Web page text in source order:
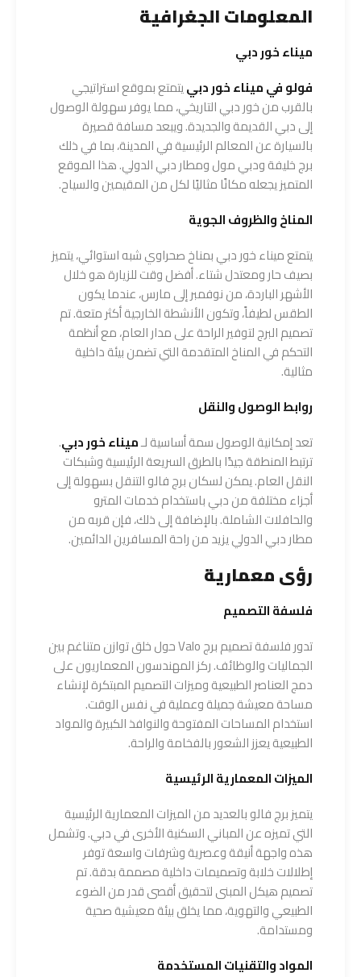
المعلومات الجغرافية
ميناء خور دبي
فولو في ميناء خور دبييتمتع بموقع استراتيجي
بالقرب من خور دبي التاريخي، مما يوفر سهولة الوصول
إلى دبي القديمة والجديدة. ويبعد مسافة قصيرة
بالسيارة عن المعالم الرئيسية في المدينة، بما في ذلك
برج خليفة ودبي مول ومطار دبي الدولي. هذا الموقع
المتميز يجعله مكانًا مثاليًا لكل من المقيمين والسياح.
المناخ والظروف الجوية
يتمتع ميناء خور دبي بمناخ صحراوي شبه استوائي، يتميز
بصيف حار ومعتدل شتاء. أفضل وقت للزيارة هو خلال
الأشهر الباردة، من نوفمبر إلى مارس، عندما يكون
الطقس لطيفاً، وتكون الأنشطة الخارجية أكثر متعة. تم
تصميم البرج لتوفير الراحة على مدار العام، مع أنظمة
التحكم في المناخ المتقدمة التي تضمن بيئة داخلية
مثالية.
روابط الوصول والنقل
تعد إمكانية الوصول سمة أساسية لـميناء خور دبي.
ترتبط المنطقة جيدًا بالطرق السريعة الرئيسية وشبكات
النقل العام. يمكن لسكان برج فالو التنقل بسهولة إلى
أجزاء مختلفة من دبي باستخدام خدمات المترو
والحافلات الشاملة. بالإضافة إلى ذلك، فإن قربه من
مطار دبي الدولي يزيد من راحة المسافرين الدائمين.
رؤى معمارية
فلسفة التصميم
تدور فلسفة تصميم برج Valo حول خلق توازن متناغم بين
الجماليات والوظائف. ركز المهندسون المعماريون على
دمج العناصر الطبيعية وميزات التصميم المبتكرة لإنشاء
مساحة معيشة جميلة وعملية في نفس الوقت.
استخدام المساحات المفتوحة والنوافذ الكبيرة والمواد
الطبيعية يعزز الشعور بالفخامة والراحة.
الميزات المعمارية الرئيسية
يتميز برج فالو بالعديد من الميزات المعمارية الرئيسية
التي تميزه عن المباني السكنية الأخرى في دبي. وتشمل
هذه واجهة أنيقة وعصرية وشرفات واسعة توفر
إطلالات خلابة وتصميمات داخلية مصممة بدقة. تم
تصميم هيكل المبنى لتحقيق أقصى قدر من الضوء
الطبيعي والتهوية، مما يخلق بيئة معيشية صحية
ومستدامة.
المواد والتقنيات المستخدمة